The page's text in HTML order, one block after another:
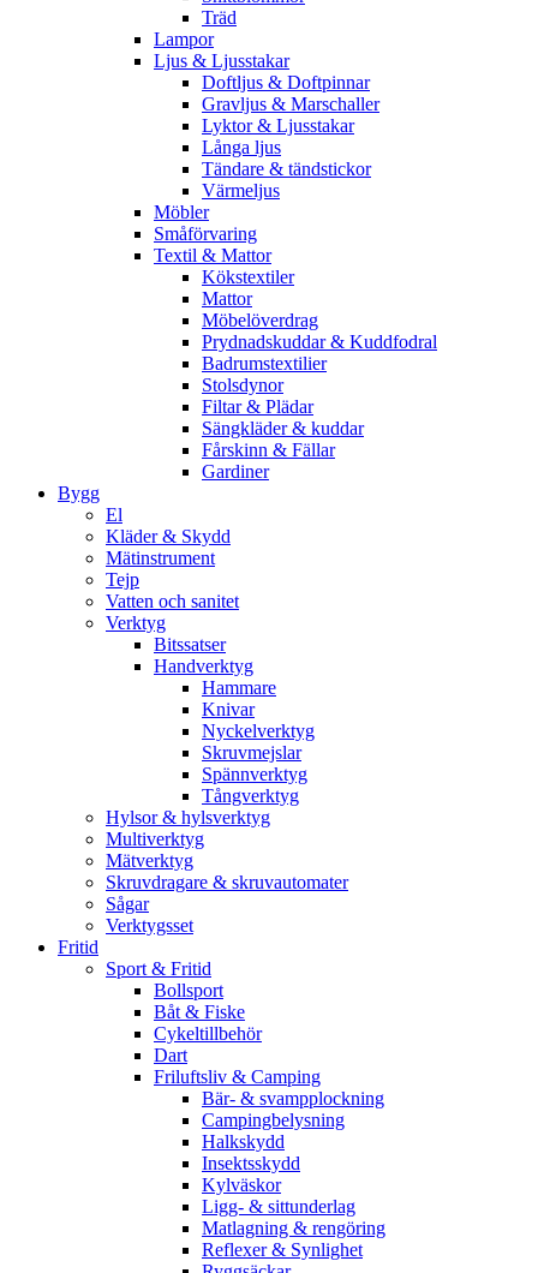
Träd
Lampor
Ljus & Ljusstakar
Doftljus & Doftpinnar
Gravljus & Marschaller
Lyktor & Ljusstakar
Långa ljus
Tändare & tändstickor
Värmeljus
Möbler
Småförvaring
Textil & Mattor
Kökstextiler
Mattor
Möbelöverdrag
Prydnadskuddar & Kuddfodral
Badrumstextilier
Stolsdynor
Filtar & Plädar
Sängkläder & kuddar
Fårskinn & Fällar
Gardiner
Bygg
El
Kläder & Skydd
Mätinstrument
Tejp
Vatten och sanitet
Verktyg
Bitssatser
Handverktyg
Hammare
Knivar
Nyckelverktyg
Skruvmejslar
Spännverktyg
Tångverktyg
Hylsor & hylsverktyg
Multiverktyg
Mätverktyg
Skruvdragare & skruvautomater
Sågar
Verktygsset
Fritid
Sport & Fritid
Bollsport
Båt & Fiske
Cykeltillbehör
Dart
Friluftsliv & Camping
Bär- & svampplockning
Campingbelysning
Halkskydd
Insektsskydd
Kylväskor
Ligg- & sittunderlag
Matlagning & rengöring
Reflexer & Synlighet